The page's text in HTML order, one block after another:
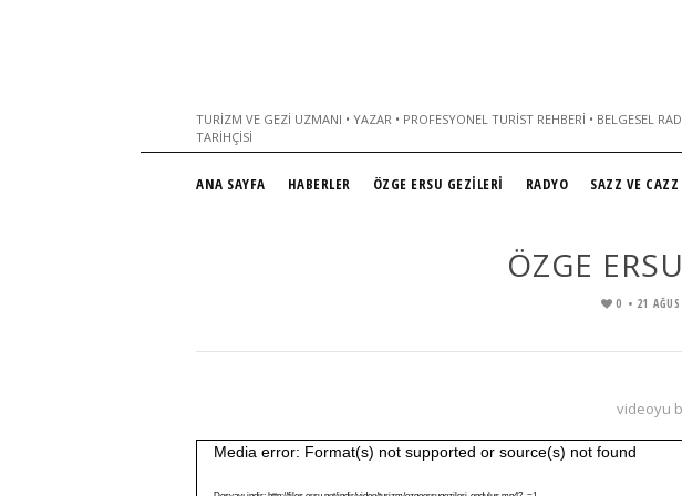
TURIZM VE GEZI UZMANI • YAZAR • PROFESYONEL TURIST REHBERI • BELGESEL
TARIHÇISI
ANA SAYFA HABERLER ÖZGE ERSU GEZİLERİ RADYO SAZZ VE CAZZ
ÖZGE
0 • 21
videoyu
Video
Media error: Format(s) not supported or source(s) not found